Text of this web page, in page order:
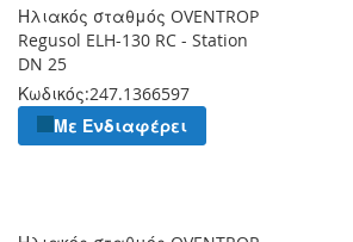
Ηλιακός σταθμός OVENTROP
Regusol ELH-130 RC - Station
DN 25
Κωδικός:247.1366597
Με Ενδιαφέρει